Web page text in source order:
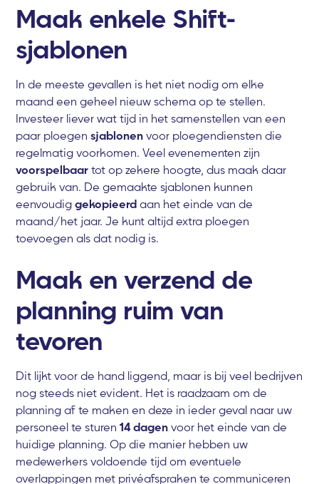
Maak enkele Shift-
sjablonen
In de meeste gevallen is het niet nodig om elke
maand een geheel nieuw schema op te stellen.
Investeer liever wat tijd in het samenstellen van een
paar ploegensjablonen voor ploegendiensten die
regelmatig voorkomen. Veel evenementen zijn
voorspelbaar tot op zekere hoogte, dus maak daar
gebruik van. De gemaakte sjablonen kunnen
eenvoudiggekopieerd aan het einde van de
maand/het jaar. Je kunt altijd extra ploegen
toevoegen als dat nodig is.
Maak en verzend de
planning ruim van
tevoren
Dit lijkt voor de hand liggend, maar is bij veel bedrijven
nog steeds niet evident. Het is raadzaam om de
planning af te maken en deze in ieder geval naar uw
personeel te sturen14 dagen voor het einde van de
huidige planning. Op die manier hebben uw
medewerkers voldoende tijd om eventuele
overlappingen met privéafspraken te communiceren